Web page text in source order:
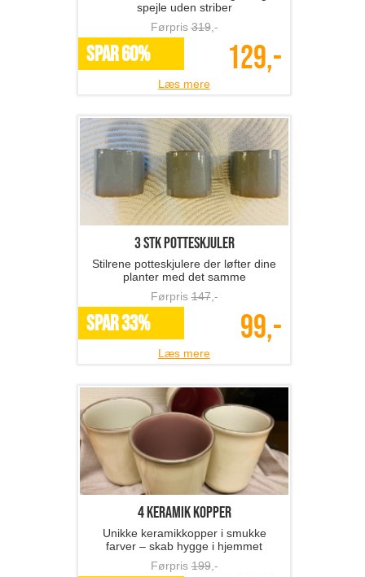
spejle uden striber
Førpris319,-
SPAR 60% 129,-
Læs mere
3 stk potteskjuler
Stilrene potteskjulere der løfter dine
planter med det samme
Førpris147,-
SPAR 33% 99,-
Læs mere
4 keramik kopper
Unikke keramikkopper i smukke
farver – skab hygge i hjemmet
Førpris199,-